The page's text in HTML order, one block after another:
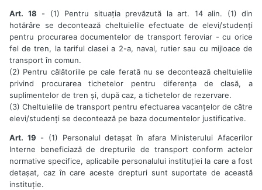
Art. 18 - (1) Pentru situația prevăzută la art. 14 alin. (1) din
hotărâre se decontează cheltuielile efectuate de elevi/studenți
pentru procurarea documentelor de transport feroviar - cu orice
fel de tren, la tariful clasei a 2-a, naval, rutier sau cu mijloace de
transport în comun.
(2) Pentru călătoriile pe cale ferată nu se decontează cheltuielile
privind procurarea tichetelor pentru diferența de clasă, a
suplimentelor de tren și, după caz, a tichetelor de rezervare.
(3) Cheltuielile de transport pentru efectuarea vacanțelor de către
elevi/studenți se decontează pe baza documentelor justificative.
Art. 19 - (1) Personalul detașat în afara Ministerului Afacerilor
Interne beneficiază de drepturile de transport conform actelor
normative specifice, aplicabile personalului instituției la care a fost
detașat, caz în care aceste drepturi sunt suportate de această
instituție.